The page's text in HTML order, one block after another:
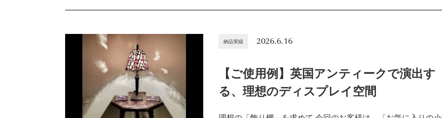
納品実績 2026.6.16
【ご使用例】英国アンティークで演出す
る、理想のディスプレイ空間